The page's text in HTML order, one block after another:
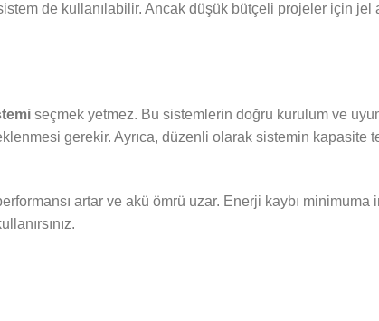
de kullanılabilir. Ancak düşük bütçeli projeler için jel
seçmek yetmez. Bu sistemlerin doğru kurulum ve
gerekir. Ayrıca, düzenli olarak sistemin kapasite
artar ve akü ömrü uzar. Enerji kaybı minimuma